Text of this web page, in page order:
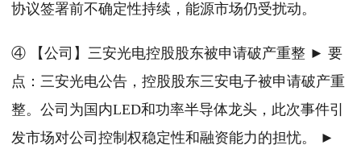
协议签署前不确定性持续，能源市场仍受扰动。
④ 【公司】三安光电控股股东被申请破产重整 ► 要
点：三安光电公告，控股股东三安电子被申请破产重
整。公司为国内LED和功率半导体龙头，此次事件引
发市场对公司控制权稳定性和融资能力的担忧。 ►